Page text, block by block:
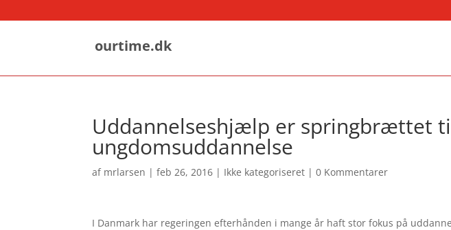
ourtime.dk
Uddannelseshjælp er springbrættet
ungdomsuddannelse
af mrlarsen |feb 26, 2016 | Ikke kategoriseret |0 Kommentarer
I Danmark har regeringen efterhånden i mange år haft stor fokus på